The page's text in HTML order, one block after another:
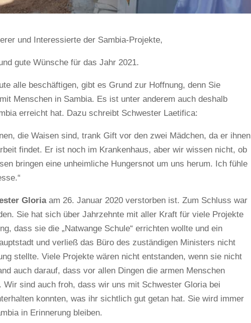
und Interessierte der Sambia-Projekte,
gute Wünsche für das Jahr 2021.
alle beschäftigen, gibt es Grund zur Hoffnung, denn Sie
Menschen in Sambia. Es ist unter anderem auch deshalb
erreicht hat. Dazu schreibt Schwester Laetifica:
die Waisen sind, trank Gift vor den zwei Mädchen, da er ihnen
findet. Er ist noch im Krankenhaus, aber wir wissen nicht, ob
bringen eine unheimliche Hungersnot um uns herum. Ich fühle
Gloriaam 26. Januar 2020 verstorben ist. Zum Schluss war
Sie hat sich über Jahrzehnte mit aller Kraft für viele Projekte
dass sie die „Natwange Schule“ errichten wollte und ein
und verließ das Büro des zuständigen Ministers nicht
stellte. Viele Projekte wären nicht entstanden, wenn sie nicht
auch darauf, dass vor allen Dingen die armen Menschen
sind auch froh, dass wir uns mit Schwester Gloria bei
konnten, was ihr sichtlich gut getan hat. Sie wird immer
in Erinnerung bleiben.